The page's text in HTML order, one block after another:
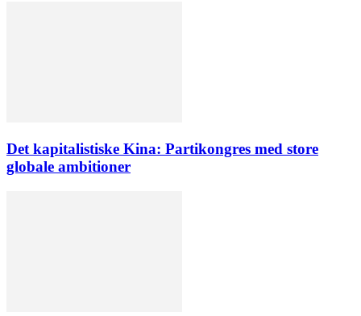
Det kapitalistiske Kina: Partikongres med store
globale ambitioner